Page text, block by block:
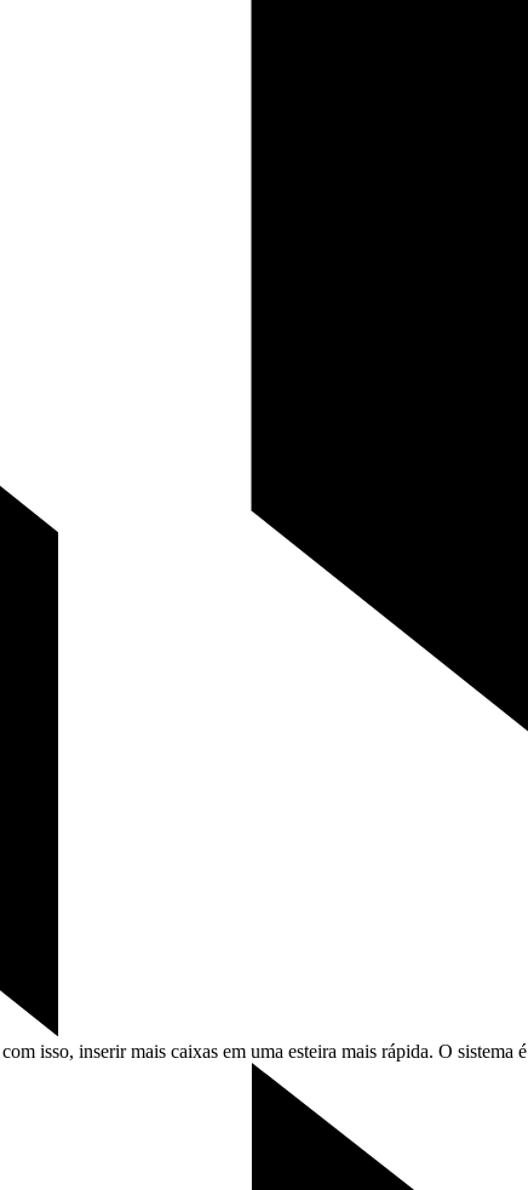
isso, inserir mais caixas em uma esteira mais rápida. O sistema é